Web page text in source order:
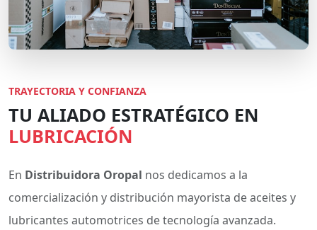
TRAYECTORIA Y CONFIANZA
TU ALIADO ESTRATÉGICO EN
LUBRICACIÓN
En Distribuidora Oropal nos dedicamos a la
comercialización y distribución mayorista de aceites y
lubricantes automotrices de tecnología avanzada.